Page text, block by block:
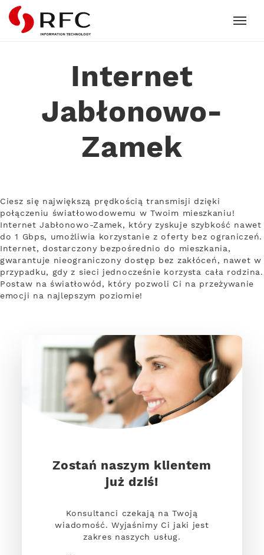
RFC
Internet
Jabłonowo-
Zamek
Ciesz się największą prędkością transmisji dzięki
połączeniu światłowodowemu w Twoim mieszkaniu!
Internet Jabłonowo-Zamek, który zyskuje szybkość nawet
do 1 Gbps, umożliwia korzystanie z oferty bez ograniczeń.
Internet, dostarczony bezpośrednio do mieszkania,
gwarantuje nieograniczony dostęp bez zakłóceń, nawet w
przypadku, gdy z sieci jednocześnie korzysta cała rodzina.
Postaw na światłowód, który pozwoli Ci na przeżywanie
emocji na najlepszym poziomie!
Zostań naszym klientem
już dziś!
Konsultanci czekają na Twoją
wiadomość. Wyjaśnimy Ci jaki jest
zakres naszych usług.